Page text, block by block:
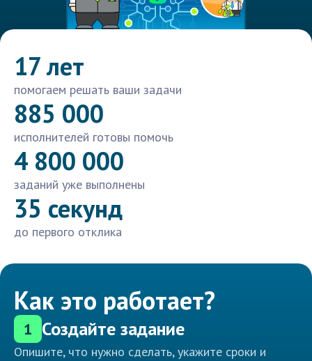
17 лет
помогаем решать ваши задачи
885 000
исполнителей готовы помочь
4 800 000
заданий уже выполнены
35 секунд
до первого отклика
Как это работает?
1 Создайте задание
Опишите, что нужно сделать, укажите сроки и